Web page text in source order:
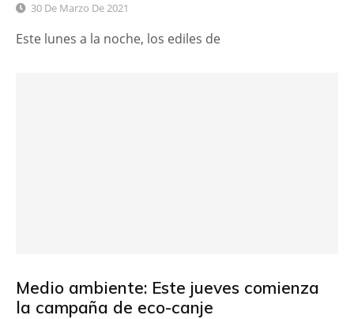
30 De Marzo De 2021
Este lunes a la noche, los ediles de
Medio ambiente: Este jueves comienza
la campaña de eco-canje